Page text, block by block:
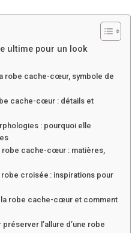
ultime pour un look
robe cache-cœur, symbole de
cache-cœur : détails et
: pourquoi elle
robe cache-cœur : matières,
croisée : inspirations pour
robe cache-cœur et comment
l’allure d’une robe